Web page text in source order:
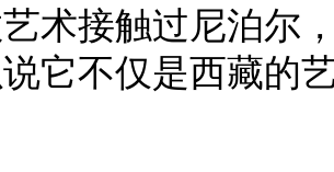
术接触过尼泊尔
它不仅是西藏的